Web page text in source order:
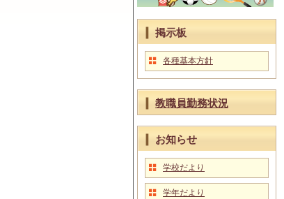
掲示板
各種基本方針
教職員勤務状況
お知らせ
学校だより
学年だより